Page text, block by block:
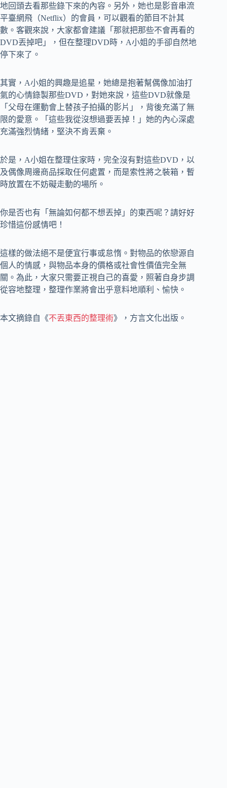
地回頭去看那些錄下來的內容。另外，她也是影音串流
平臺網飛（Netflix）的會員，可以觀看的節目不計其
數。客觀來說，大家都會建議「那就把那些不會再看的
DVD丟掉吧」，但在整理DVD時，A小姐的手卻自然地
停下來了。
其實，A小姐的興趣是追星，她總是抱著幫偶像加油打
氣的心情錄製那些DVD，對她來說，這些DVD就像是
「父母在運動會上替孩子拍攝的影片」，背後充滿了無
限的愛意。「這些我從沒想過要丟掉！」她的內心深處
充滿強烈情緒，堅決不肯丟棄。
於是，A小姐在整理住家時，完全沒有對這些DVD，以
及偶像周邊商品採取任何處置，而是索性將之裝箱，暫
時放置在不妨礙走動的場所。
你是否也有「無論如何都不想丟掉」的東西呢？請好好
珍惜這份感情吧！
這樣的做法絕不是便宜行事或怠惰。對物品的依戀源自
個人的情感，與物品本身的價格或社會性價值完全無
關。為此，大家只需要正視自己的喜愛，照著自身步調
從容地整理，整理作業將會出乎意料地順利、愉快。
本文摘錄自《不丟東西的整理術》，方言文化出版。